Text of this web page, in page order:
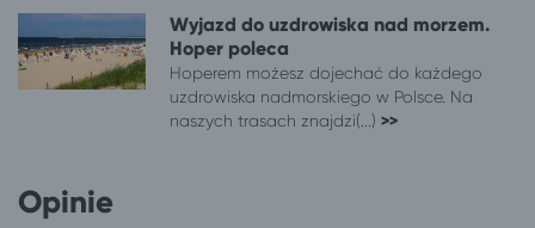
Białystok
Sopot
Kalisz
Sopot
Kielce
Sopot
Sopot
Łódź
Łomża
Wyjazd do uzdrowiska nad morzem.
Hoper poleca
Hoperem możesz dojechać do każdego
uzdrowiska nadmorskiego w Polsce. Na
naszych trasach znajdzi(...) >>
Opinie